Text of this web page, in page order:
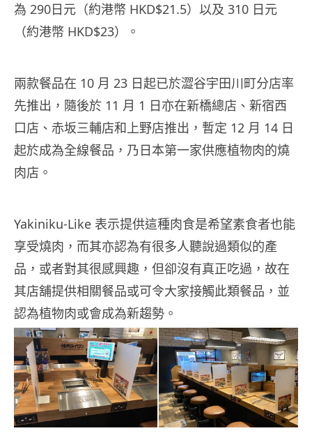
為 290日元（約港幣 HKD$21.5）以及 310 日元
（約港幣 HKD$23）。
兩款餐品在 10 月 23 日起已於澀谷宇田川町分店率
先推出，隨後於 11 月 1 日亦在新橋總店、新宿西
口店、赤坂三輔店和上野店推出，暫定 12 月 14 日
起於成為全線餐品，乃日本第一家供應植物肉的燒
肉店。
Yakiniku-Like 表示提供這種肉食是希望素食者也能
享受燒肉，而其亦認為有很多人聽說過類似的產
品，或者對其很感興趣，但卻沒有真正吃過，故在
其店舖提供相關餐品或可令大家接觸此類餐品，並
認為植物肉或會成為新趨勢。